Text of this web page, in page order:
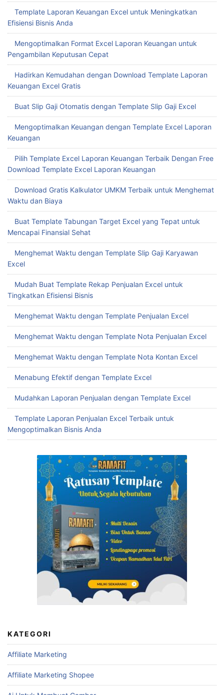
Template Laporan Keuangan Excel untuk Meningkatkan
Efisiensi Bisnis Anda
Mengoptimalkan Format Excel Laporan Keuangan untuk
Pengambilan Keputusan Cepat
Hadirkan Kemudahan dengan Download Template Laporan
Keuangan Excel Gratis
Buat Slip Gaji Otomatis dengan Template Slip Gaji Excel
Mengoptimalkan Keuangan dengan Template Excel Laporan
Keuangan
Pilih Template Excel Laporan Keuangan Terbaik Dengan Free
Download Template Excel Laporan Keuangan
Download Gratis Kalkulator UMKM Terbaik untuk Menghemat
Waktu dan Biaya
Buat Template Tabungan Target Excel yang Tepat untuk
Mencapai Finansial Sehat
Menghemat Waktu dengan Template Slip Gaji Karyawan
Excel
Mudah Buat Template Rekap Penjualan Excel untuk
Tingkatkan Efisiensi Bisnis
Menghemat Waktu dengan Template Penjualan Excel
Menghemat Waktu dengan Template Nota Penjualan Excel
Menghemat Waktu dengan Template Nota Kontan Excel
Menabung Efektif dengan Template Excel
Mudahkan Laporan Penjualan dengan Template Excel
Template Laporan Penjualan Excel Terbaik untuk
Mengoptimalkan Bisnis Anda
KATEGORI
Affiliate Marketing
Affiliate Marketing Shopee